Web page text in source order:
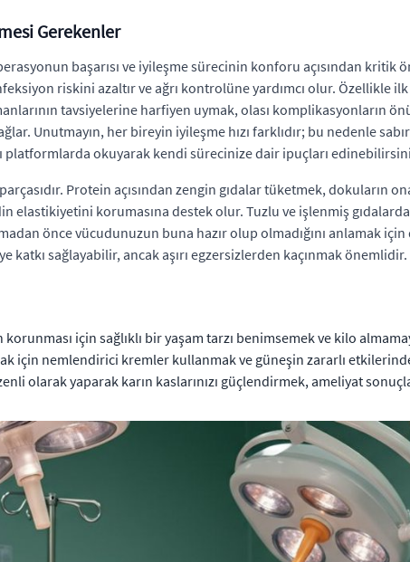
Gerekenler
başarısı ve iyileşme sürecinin konforu açısından kritik
riskini azaltır ve ağrı kontrolüne yardımcı olur. Özellikle
tavsiyelerine harfiyen uymak, olası komplikasyonların
Unutmayın, her bireyin iyileşme hızı farklıdır; bu nedenle
platformlarda okuyarak kendi sürecinize dair ipuçları
Protein açısından zengin gıdalar tüketmek, dokuların
elastikiyetini korumasına destek olur. Tuzlu ve işlenmiş
önce vücudunuzun buna hazır olup olmadığını anlamak
katkı sağlayabilir, ancak aşırı egzersizlerden kaçınmak önemlidir.
için sağlıklı bir yaşam tarzı benimsemek ve kilo
için nemlendirici kremler kullanmak ve güneşin zararlı
olarak yaparak karın kaslarınızı güçlendirmek, ameliyat